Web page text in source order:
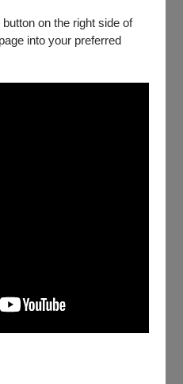
on the right side of
into your preferred
劇的音樂結構嚴謹，配器精
部分，都展現了佛瑞卓越的作
歌劇院首演，由拉烏爾·岡查
而，儘管首演成功，這部作
泛的關注和持久的演出機會。
裡逐漸被遺忘，成為他音樂作
開始認識到這部作品的藝術價
全球範圍內的重新演出。對於
僅是一部具有歷史意義的歌劇
和忠誠的深刻文本。
，是《佩內洛普》在台灣的首
瑞的崇高敬意，也是對古典音
動。此次中華民國聲樂家協會
演出，觀眾將有機會親身感受
會感受到佛瑞音樂的魅力與深